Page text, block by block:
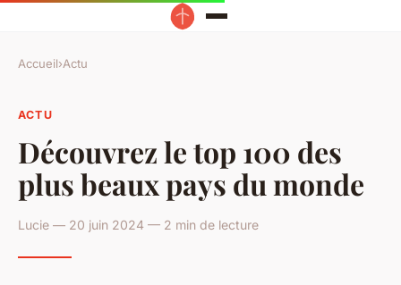
Accueil›Actu
ACTU
Découvrez le top 100 des
plus beaux pays du monde
Lucie — 20 juin 2024 — 2 min de lecture